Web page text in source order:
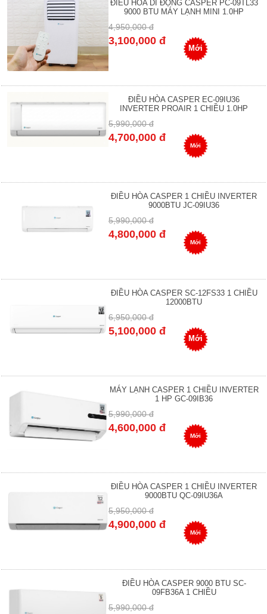
ĐIỀU HÒA DI ĐỘNG CASPER PC-09TL33
9000 BTU MÁY LẠNH MINI 1.0HP
4,950,000 đ
3,100,000 đ
Mới
ĐIỀU HÒA CASPER EC-09IU36
INVERTER PROAIR 1 CHIỀU 1.0HP
5,990,000 đ
4,700,000 đ
Mới
ĐIỀU HÒA CASPER 1 CHIỀU INVERTER
9000BTU JC-09IU36
5,990,000 đ
4,800,000 đ
Mới
ĐIỀU HÒA CASPER SC-12FS33 1 CHIỀU
12000BTU
6,950,000 đ
5,100,000 đ
Mới
MÁY LẠNH CASPER 1 CHIỀU INVERTER
1 HP GC-09IB36
5,990,000 đ
4,600,000 đ
Mới
ĐIỀU HÒA CASPER 1 CHIỀU INVERTER
9000BTU QC-09IU36A
5,950,000 đ
4,900,000 đ
Mới
ĐIỀU HÒA CASPER 9000 BTU SC-
09FB36A 1 CHIỀU
5,990,000 đ